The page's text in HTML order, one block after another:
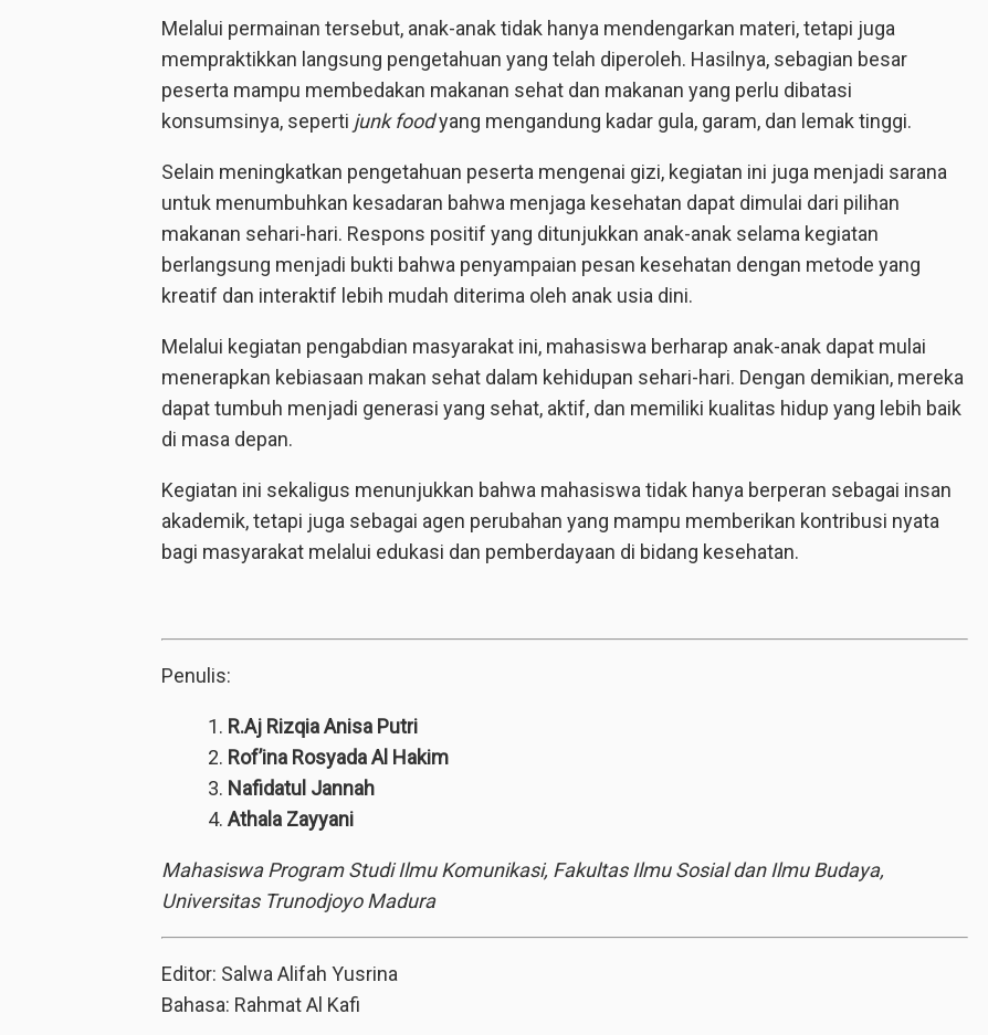
Melalui permainan tersebut, anak-anak tidak hanya mendengarkan materi, tetapi juga
mempraktikkan langsung pengetahuan yang telah diperoleh. Hasilnya, sebagian besar
peserta mampu membedakan makanan sehat dan makanan yang perlu dibatasi
konsumsinya, seperti junk foodyang mengandung kadar gula, garam, dan lemak tinggi.
Selain meningkatkan pengetahuan peserta mengenai gizi, kegiatan ini juga menjadi sarana
untuk menumbuhkan kesadaran bahwa menjaga kesehatan dapat dimulai dari pilihan
makanan sehari-hari. Respons positif yang ditunjukkan anak-anak selama kegiatan
berlangsung menjadi bukti bahwa penyampaian pesan kesehatan dengan metode yang
kreatif dan interaktif lebih mudah diterima oleh anak usia dini.
Melalui kegiatan pengabdian masyarakat ini, mahasiswa berharap anak-anak dapat mulai
menerapkan kebiasaan makan sehat dalam kehidupan sehari-hari. Dengan demikian, mereka
dapat tumbuh menjadi generasi yang sehat, aktif, dan memiliki kualitas hidup yang lebih baik
di masa depan.
Kegiatan ini sekaligus menunjukkan bahwa mahasiswa tidak hanya berperan sebagai insan
akademik, tetapi juga sebagai agen perubahan yang mampu memberikan kontribusi nyata
bagi masyarakat melalui edukasi dan pemberdayaan di bidang kesehatan.
Penulis:
R.Aj Rizqia Anisa Putri
Rof’ina Rosyada Al Hakim
Nafidatul Jannah
Athala Zayyani
Mahasiswa Program Studi Ilmu Komunikasi, Fakultas Ilmu Sosial dan Ilmu Budaya,
Universitas Trunodjoyo Madura
Editor: Salwa Alifah Yusrina
Bahasa: Rahmat Al Kafi